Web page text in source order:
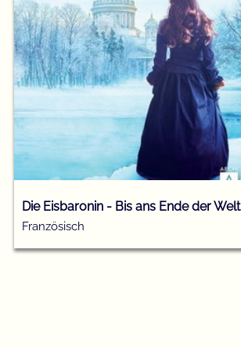
Die Eisbaronin - Bis ans Ende der Welt
Französisch